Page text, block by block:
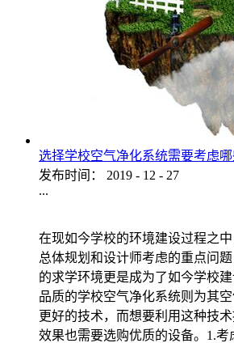
选择学校空气净化系统需要考虑
发布时间：
2019 - 12 - 27
...
在现如今学校的环境建设过程之
总体规划和设计师考虑的重点问
的求学环境更是成为了如今学校
品质的学校空气净化系统则为其
更好的技术，而想要利用这种技
效果也需要选购优质的设备。1.